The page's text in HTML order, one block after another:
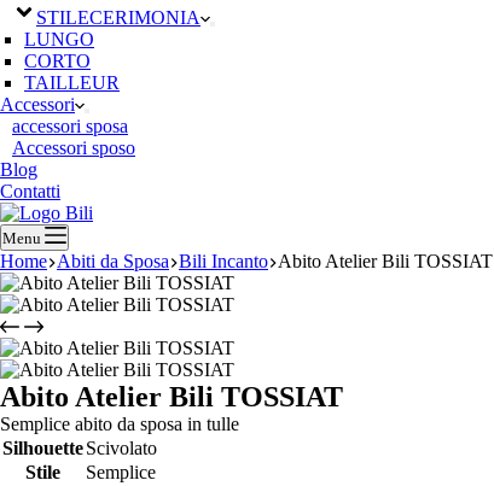
STILECERIMONIA
LUNGO
CORTO
TAILLEUR
Accessori
accessori sposa
Accessori sposo
Blog
Contatti
Menu
Home Abiti da Sposa Bili Incanto Abito Atelier Bili TOSSIAT
Abito Atelier Bili TOSSIAT
Semplice abito da sposa in tulle
SilhouetteScivolato
Stile
Semplice